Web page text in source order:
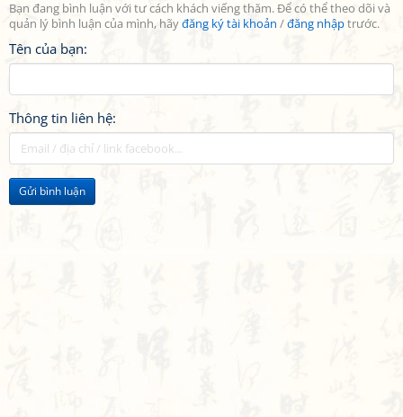
Bạn đang bình luận với tư cách khách viếng thăm. Để có thể theo dõi và
quản lý bình luận của mình, hãyđăng ký tài khoản /đăng nhậptrước.
Tên của bạn:
Thông tin liên hệ:
Gửi bình luận